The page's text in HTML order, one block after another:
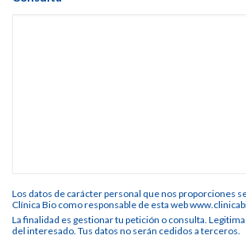
Los datos de carácter personal que nos proporciones
Clínica Bio como responsable de esta web
La finalidad es gestionar tu petición o consulta.
del interesado. Tus datos no serán cedidos a terceros.